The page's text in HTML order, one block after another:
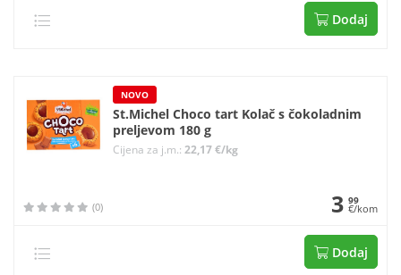
Dodaj
NOVO
St.Michel Choco tart Kolač s čokoladnim
preljevom 180 g
Cijena za j.m.:22,17 €/kg
(0) 3 99
€/kom
Dodaj